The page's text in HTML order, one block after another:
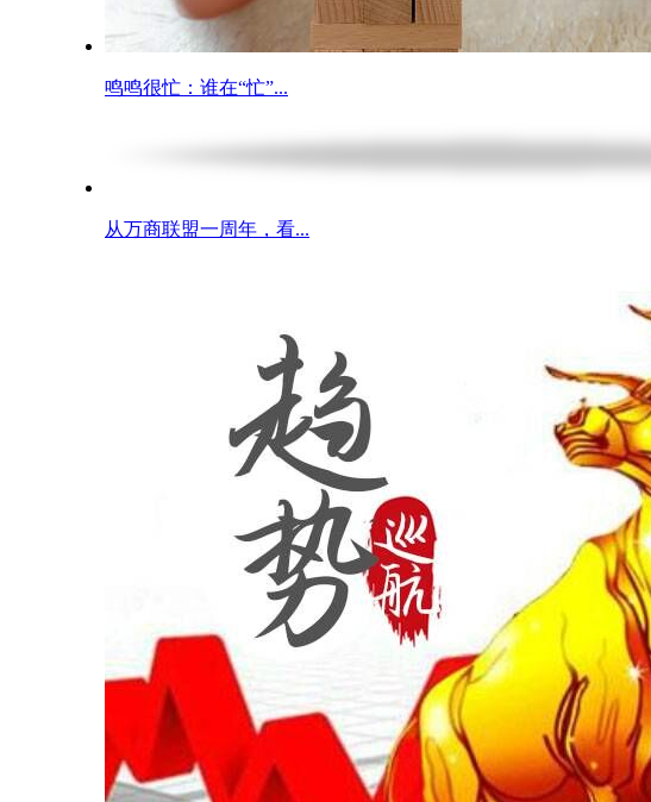
鸣鸣很忙：谁在“忙”...
从万商联盟一周年，看...